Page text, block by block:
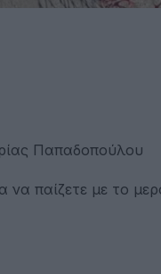
Παπαδοπούλου
να παίζετε με το